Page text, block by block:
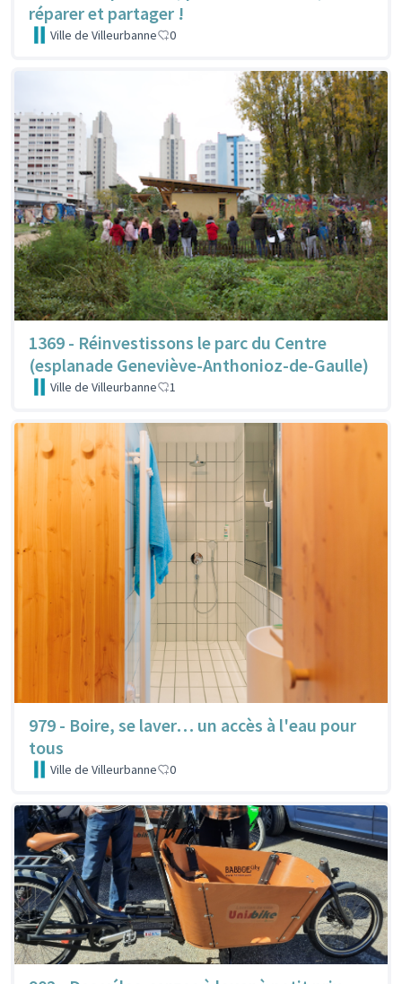
réparer et partager !
Ville de Villeurbanne 0
1369 - Réinvestissons le parc du Centre
(esplanade Geneviève-Anthonioz-de-Gaulle)
Ville de Villeurbanne 1
979 - Boire, se laver… un accès à l'eau pour
tous
Ville de Villeurbanne 0